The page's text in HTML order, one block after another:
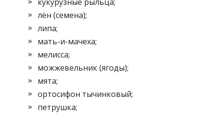
лён (семена);
липа;
мать-и-мачеха;
мелисса;
можжевельник (ягоды);
мята;
ортосифон тычинковый;
петрушка;